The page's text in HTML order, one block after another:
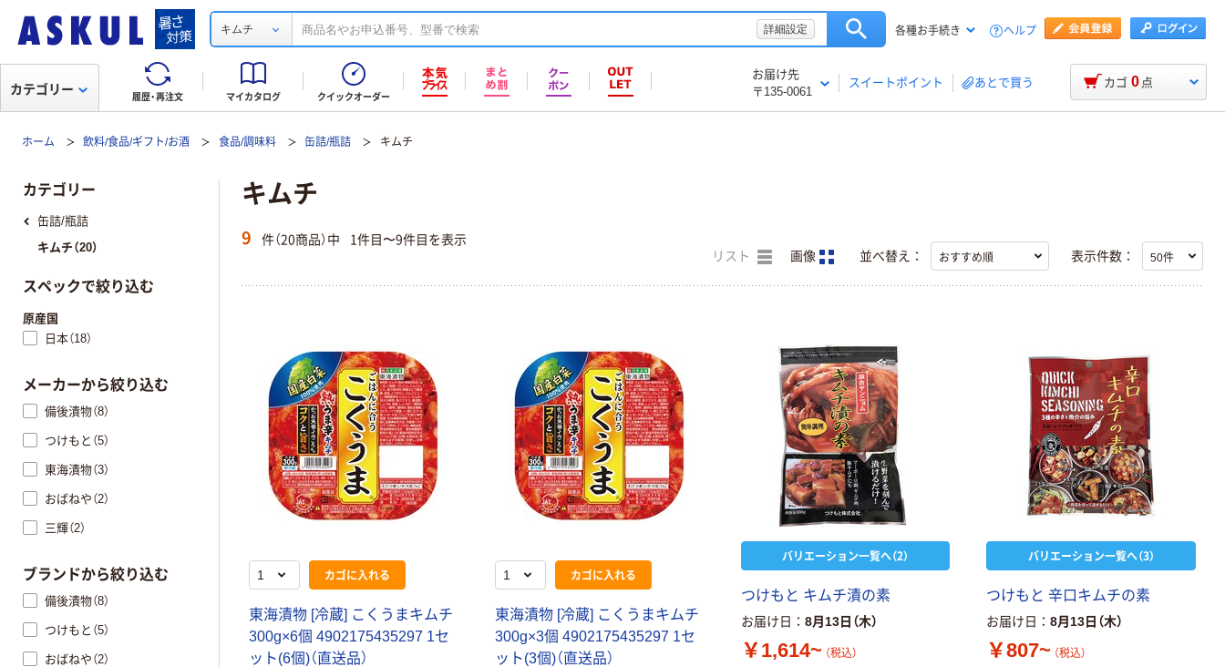
キムチ 詳細設定 各種お手続き ヘルプ
履歴・再注文 マイカタログ クイックオーダー
お届け先
〒135-0061
スイートポイント あとで買う
カテゴリー カゴ 0 点
ホーム 飲料/食品/ギフト/お酒 食品/調味料 缶詰/瓶詰 キムチ
キムチ
9 件（20商品）中 1件目〜9件目を表示
リスト 画像 並べ替え： 表示件数：
カゴに入れる
東海漬物 [冷蔵] こくうまキムチ
300g×6個 4902175435297 1セ
ット(6個)（直送品）
カゴに入れる
東海漬物 [冷蔵] こくうまキムチ
300g×3個 4902175435297 1セ
ット(3個)（直送品）
バリエーション一覧へ（2）
つけもと キムチ漬の素
お届け日 8月13日（木）
￥1,614~ （税込）
バリエーション一覧へ（3）
つけもと 辛口キムチの素
お届け日 8月13日（木）
￥807~ （税込）
カテゴリー
缶詰/瓶詰
キムチ（20）
スペックで絞り込む
原産国
日本（18）
メーカーから絞り込む
備後漬物（8）
つけもと（5）
東海漬物（3）
おばねや（2）
三輝（2）
ブランドから絞り込む
備後漬物（8）
つけもと（5）
おばねや（2）